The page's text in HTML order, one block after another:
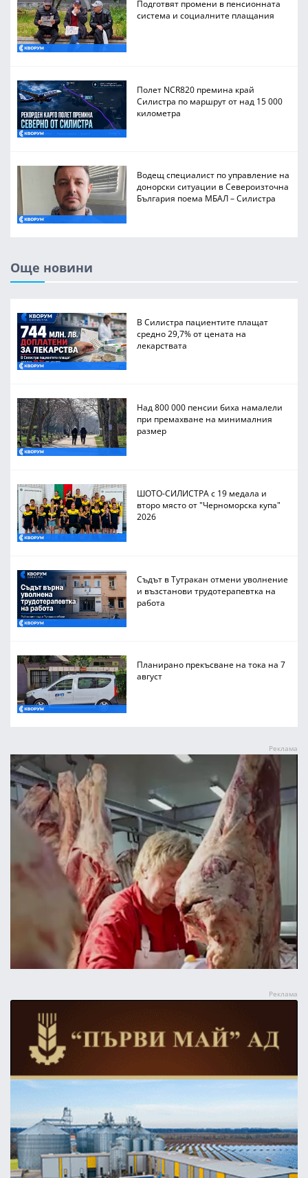
Подготвят промени в пенсионната
система и социалните плащания
Полет NCR820 премина край
Силистра по маршрут от над 15 000
километра
Водещ специалист по управление на
донорски ситуации в Североизточна
България поема МБАЛ – Силистра
Още новини
В Силистра пациентите плащат
средно 29,7% от цената на
лекарствата
Над 800 000 пенсии биха намалели
при премахване на минималния
размер
ШОТО-СИЛИСТРА с 19 медала и
второ място от "Черноморска купа"
2026
Съдът в Тутракан отмени уволнение
и възстанови трудотерапевтка на
работа
Планирано прекъсване на тока на 7
август